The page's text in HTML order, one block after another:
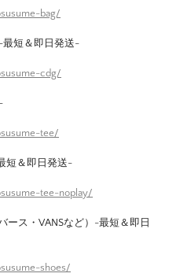
bag/
最短＆即日発送-
cdg/
tee/
短＆即日発送-
tee-noplay/
ース・VANSなど）-最短＆即日
shoes/